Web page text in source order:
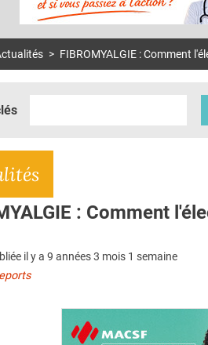
> FIBROMYALGIE : Comment
: Comment
il y a 9 années 3 mois 1 semaine